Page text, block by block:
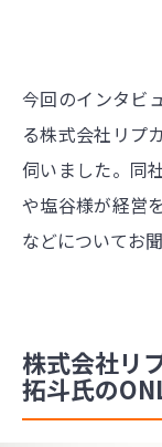
今回のインタビ
る株式会社リプ
伺いました。同
や塩谷様が経営
などについてお
株式会社
拓斗氏の